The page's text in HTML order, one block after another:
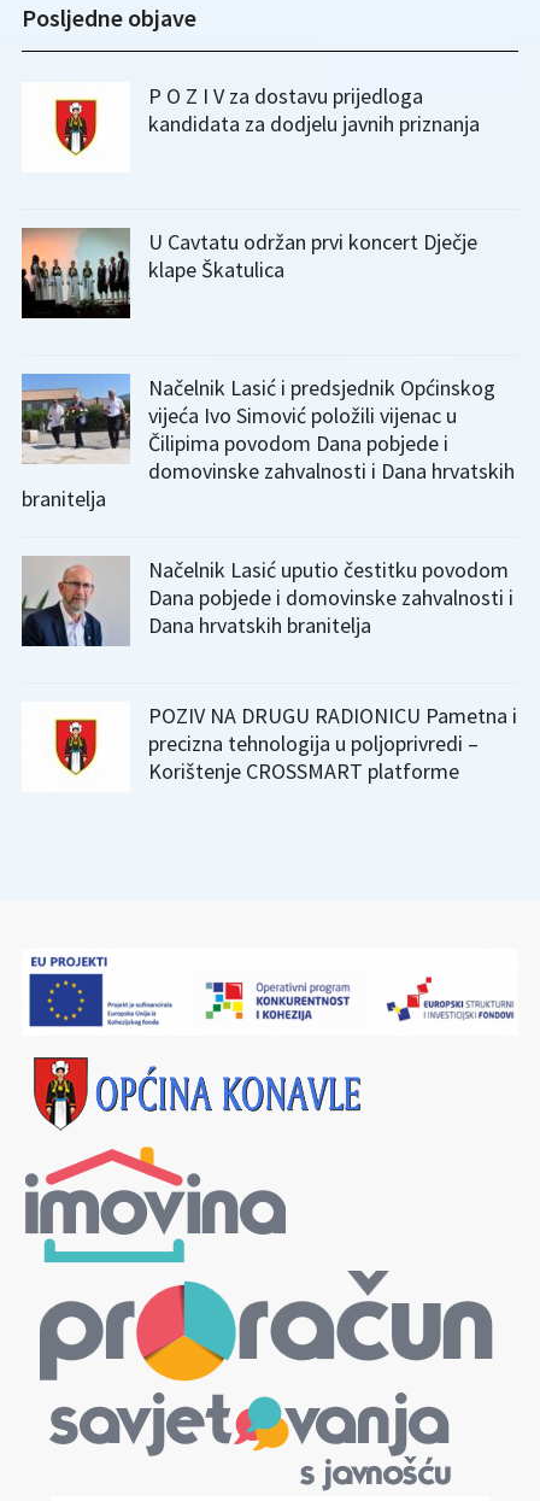
Posljedne objave
P O Z I V za dostavu prijedloga
kandidata za dodjelu javnih priznanja
U Cavtatu održan prvi koncert Dječje
klape Škatulica
Načelnik Lasić i predsjednik Općinskog
vijeća Ivo Simović položili vijenac u
Čilipima povodom Dana pobjede i
domovinske zahvalnosti i Dana hrvatskih
branitelja
Načelnik Lasić uputio čestitku povodom
Dana pobjede i domovinske zahvalnosti i
Dana hrvatskih branitelja
POZIV NA DRUGU RADIONICU Pametna i
precizna tehnologija u poljoprivredi –
Korištenje CROSSMART platforme